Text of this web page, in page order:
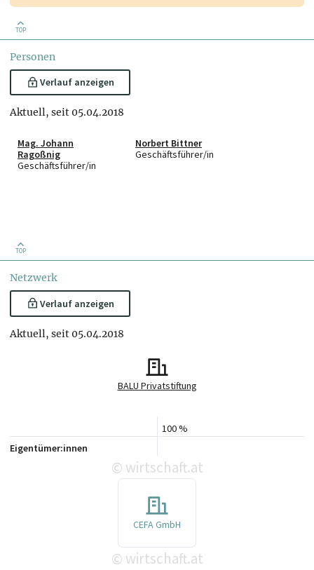
TOP
Personen
Verlauf anzeigen
Aktuell, seit 05.04.2018
Mag. Johann
Ragoßnig
Geschäftsführer/in
Norbert Bittner
Geschäftsführer/in
TOP
Netzwerk
Verlauf anzeigen
Aktuell, seit 05.04.2018
BALU Privatstiftung
100 %
Eigentümer:innen
© wirtschaft.at
CEFA GmbH
© wirtschaft.at